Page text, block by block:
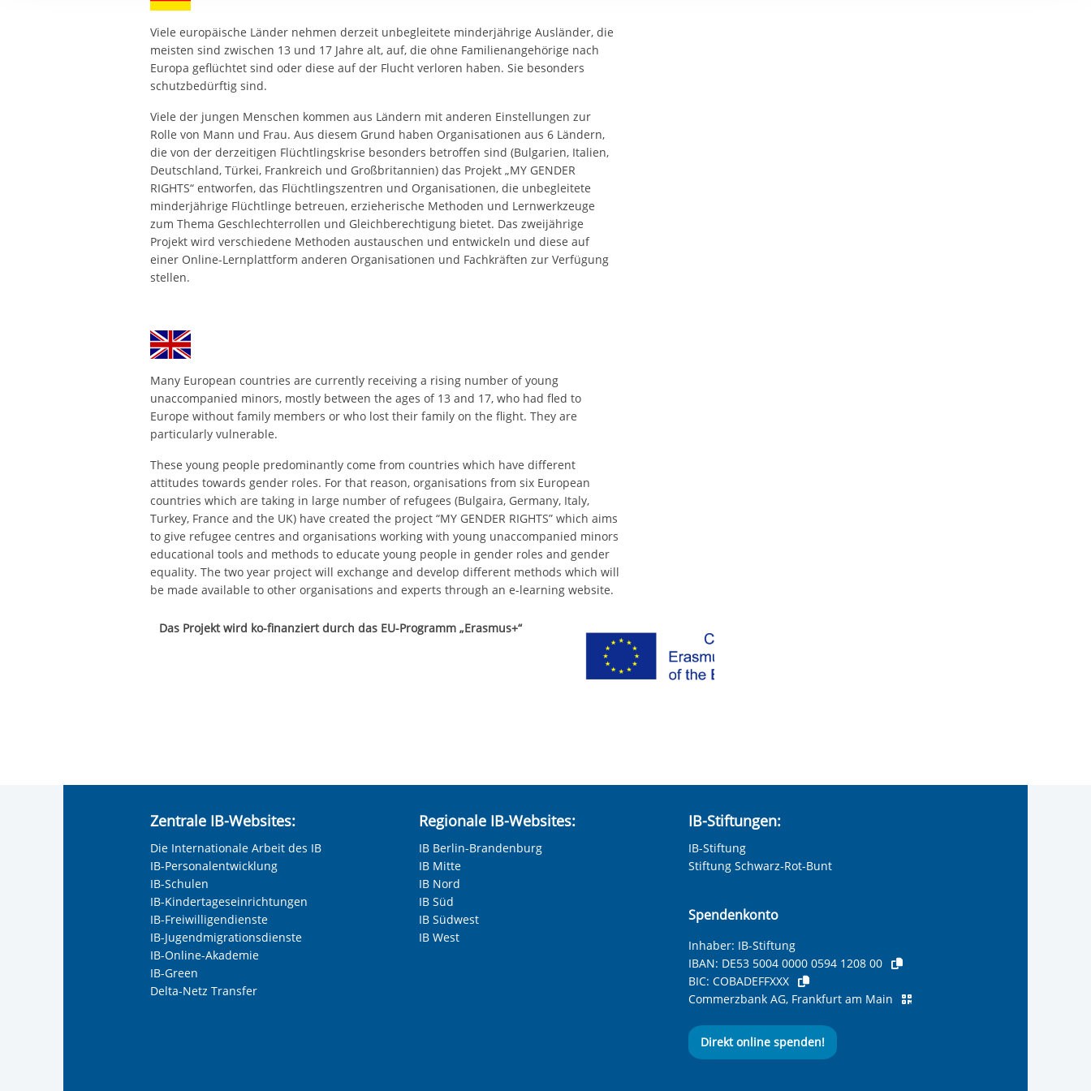
der von Ihnen aufgerufenen und somit gewünschten Website-Funktionen sind. Diese Cookies setzen wir
aufgrund berechtigter Interessen und daher unabhängig von einer Einwilligung.
Viele europäische Länder nehmen derzeit unbegleitete minderjährige Ausländer, die
meisten sind zwischen 13 und 17 Jahre alt, auf, die ohne Familienangehörige nach
Europa geflüchtet sind oder diese auf der Flucht verloren haben. Sie besonders
schutzbedürftig sind.
Viele der jungen Menschen kommen aus Ländern mit anderen Einstellungen zur
Rolle von Mann und Frau. Aus diesem Grund haben Organisationen aus 6 Ländern,
die von der derzeitigen Flüchtlingskrise besonders betroffen sind (Bulgarien, Italien,
Deutschland, Türkei, Frankreich und Großbritannien) das Projekt „MY GENDER
RIGHTS“ entworfen, das Flüchtlingszentren und Organisationen, die unbegleitete
minderjährige Flüchtlinge betreuen, erzieherische Methoden und Lernwerkzeuge
zum Thema Geschlechterrollen und Gleichberechtigung bietet. Das zweijährige
Projekt wird verschiedene Methoden austauschen und entwickeln und diese auf
einer Online-Lernplattform anderen Organisationen und Fachkräften zur Verfügung
stellen.
Many European countries are currently receiving a rising number of young
unaccompanied minors, mostly between the ages of 13 and 17, who had fled to
Europe without family members or who lost their family on the flight. They are
particularly vulnerable.
These young people predominantly come from countries which have different
attitudes towards gender roles. For that reason, organisations from six European
countries which are taking in large number of refugees (Bulgaira, Germany, Italy,
Turkey, France and the UK) have created the project “MY GENDER RIGHTS” which aims
to give refugee centres and organisations working with young unaccompanied minors
educational tools and methods to educate young people in gender roles and gender
equality. The two year project will exchange and develop different methods which will
be made available to other organisations and experts through an e-learning website.
Das Projekt wird ko-finanziert durch das EU-Programm „Erasmus+“
Zentrale IB-Websites:
Die Internationale Arbeit des IB
IB-Personalentwicklung
IB-Schulen
IB-Kindertageseinrichtungen
IB-Freiwilligendienste
IB-Jugendmigrationsdienste
IB-Online-Akademie
IB-Green
Delta-Netz Transfer
Regionale IB-Websites:
IB Berlin-Brandenburg
IB Mitte
IB Nord
IB Süd
IB Südwest
IB West
IB-Stiftungen:
IB-Stiftung
Stiftung Schwarz-Rot-Bunt
Spendenkonto
Inhaber: IB-Stiftung
IBAN: DE53 5004 0000 0594 1208 00
BIC: COBADEFFXXX
Commerzbank AG, Frankfurt am Main
Direkt online spenden!